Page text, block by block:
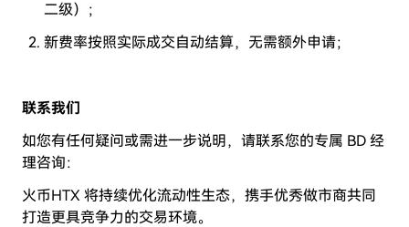
二级）；
新费率按照实际成交自动结算，无需额外申请；
联系我们
如您有任何疑问或需进一步说明，请联系您的专属 BD 经
理咨询：
火币HTX 将持续优化流动性生态，携手优秀做市商共同
打造更具竞争力的交易环境。